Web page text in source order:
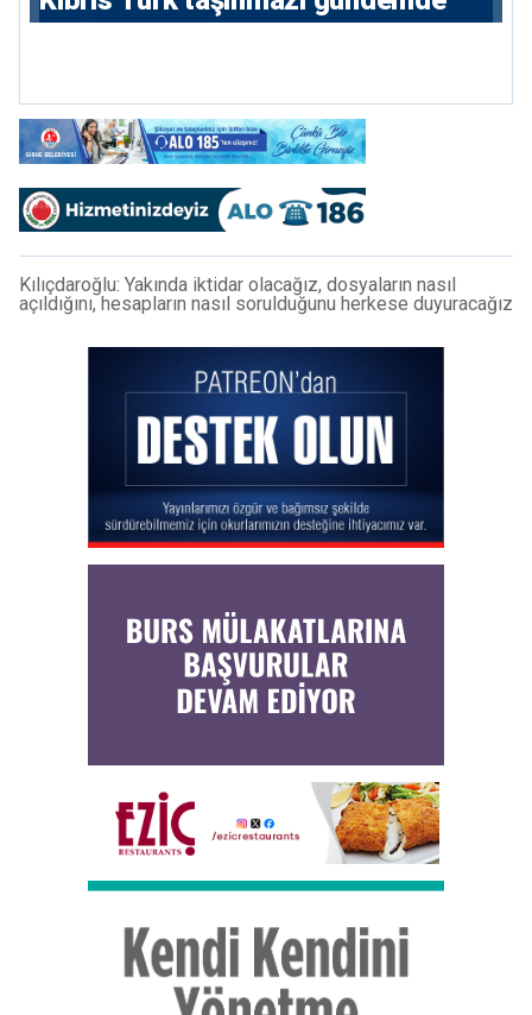
Kılıçdaroğlu: Yakında iktidar olacağız, dosyaların nasıl
açıldığını, hesapların nasıl sorulduğunu herkese duyuracağız